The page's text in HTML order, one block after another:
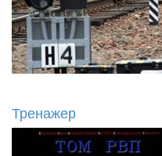
Тренажер